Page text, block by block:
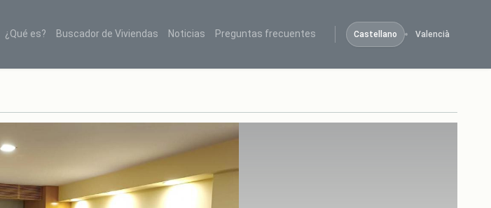
¿Qué es? Buscador de Viviendas Noticias Preguntas frecuentes Castellano Valencià